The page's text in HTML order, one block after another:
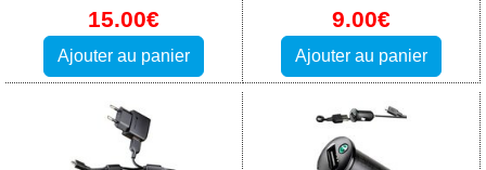
15.00€
Ajouter au panier
9.00€
Ajouter au panier